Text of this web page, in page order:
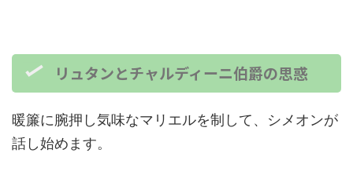
リュタンとチャルディーニ伯爵の思惑
暖簾に腕押し気味なマリエルを制して、シメオンが
話し始めます。